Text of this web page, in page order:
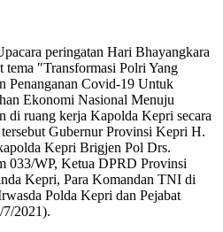
peringatan Hari Bhayangkara
″Transformasi Polri Yang
Penanganan Covid-19 Untuk
Ekonomi Nasional Menuju
di ruang kerja Kapolda Kepri secara
Gubernur Provinsi Kepri H.
Kepri Brigjen Pol Drs.
033/WP, Ketua DPRD Provinsi
Kepri, Para Komandan TNI di
Polda Kepri dan Pejabat
2021).